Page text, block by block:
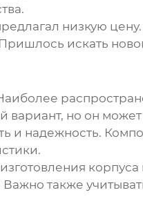
низкую
искать
но он может
и надежность.
корпуса
также